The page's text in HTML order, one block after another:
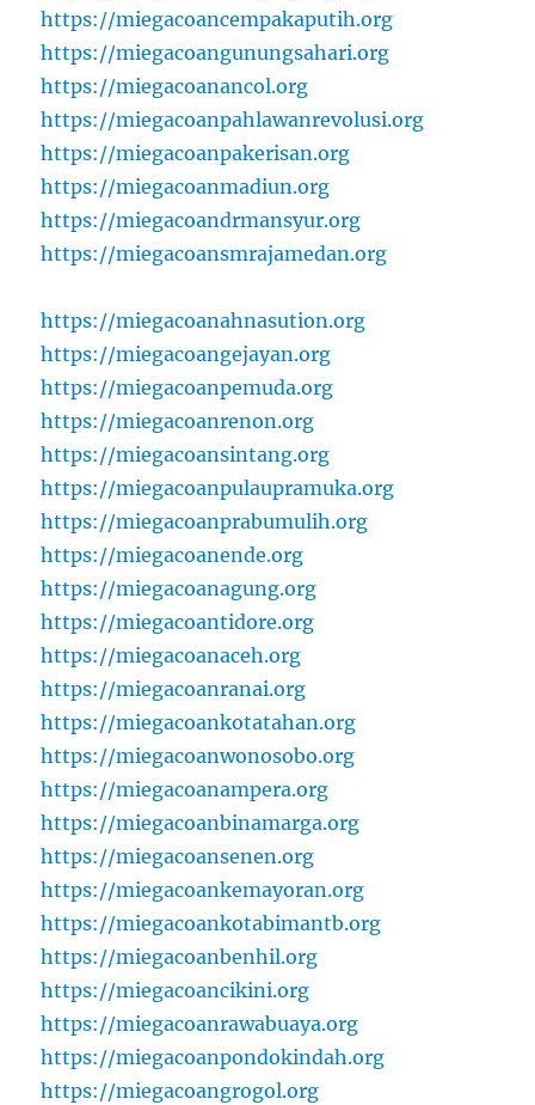
https://miegacoancempakaputih.org
https://miegacoangunungsahari.org
https://miegacoanancol.org
https://miegacoanpahlawanrevolusi.org
https://miegacoanpakerisan.org
https://miegacoanmadiun.org
https://miegacoandrmansyur.org
https://miegacoansmrajamedan.org
https://miegacoanahnasution.org
https://miegacoangejayan.org
https://miegacoanpemuda.org
https://miegacoanrenon.org
https://miegacoansintang.org
https://miegacoanpulaupramuka.org
https://miegacoanprabumulih.org
https://miegacoanende.org
https://miegacoanagung.org
https://miegacoantidore.org
https://miegacoanaceh.org
https://miegacoanranai.org
https://miegacoankotatahan.org
https://miegacoanwonosobo.org
https://miegacoanampera.org
https://miegacoanbinamarga.org
https://miegacoansenen.org
https://miegacoankemayoran.org
https://miegacoankotabimantb.org
https://miegacoanbenhil.org
https://miegacoancikini.org
https://miegacoanrawabuaya.org
https://miegacoanpondokindah.org
https://miegacoangrogol.org